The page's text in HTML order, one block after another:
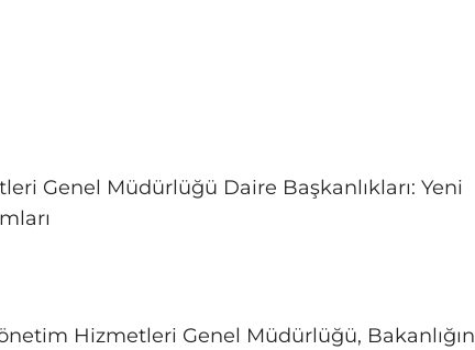
Genel Müdürlüğü Daire Başkanlıkları: Yeni
Hizmetleri Genel Müdürlüğü, Bakanlığın